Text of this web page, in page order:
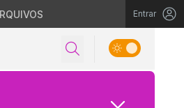
Entrar